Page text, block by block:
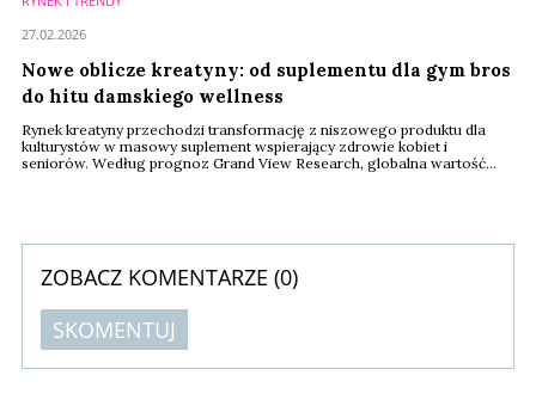
Nowe oblicze kreatyny: od suplementu dla gym bros
do hitu damskiego wellness
Rynek kreatyny przechodzi transformację z niszowego produktu dla
kulturystów w masowy suplement wspierający zdrowie kobiet i
seniorów. Według prognoz Grand View Research, globalna wartość
27.02.2026
ZOBACZ KOMENTARZE (0)
SKOMENTUJ